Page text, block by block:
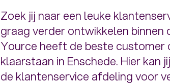
Zoek jij naar een leuke
graag verder ontwikkelen
Yource heeft de beste
klaarstaan in Enschede. Hier kan
de klantenservice afdeling voor